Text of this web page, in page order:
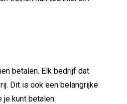
betalen. Elk bedrijf dat
Dit is ook een belangrijke
je kunt betalen.